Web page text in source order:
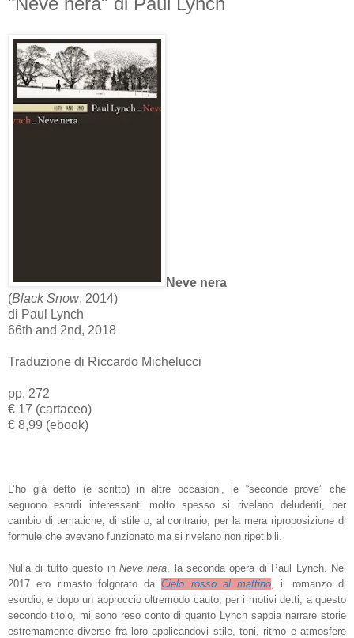
Neve nera
(Black Snow, 2014)
di Paul Lynch
66th and 2nd, 2018
Traduzione di Riccardo Michelucci
pp. 272
€ 17 (cartaceo)
€ 8,99 (ebook)
L’ho già detto (e scritto) in altre occasioni, le “seconde prove” che
seguono esordi interessanti molto spesso si rivelano deludenti, per
cambio di tematiche, di stile o, al contrario, per la mera riproposizione di
formule che avevano funzionato ma si rivelano non ripetibili.
Nulla di tutto questo in Neve nera , la seconda opera di Paul Lynch. Nel
2017 ero rimasto folgorato daCielo rosso al mattino , il romanzo di
esordio, e dopo un approccio oltremodo cauto, per i motivi detti, a questo
secondo titolo, mi sono reso conto di quanto Lynch sappia narrare storie
estremamente diverse fra loro applicandovi stile, toni, ritmo e atmosfere